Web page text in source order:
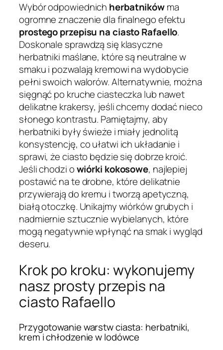
Wybór odpowiednich herbatnikówma
ogromne znaczenie dla finalnego efektu
prostego przepisu na ciasto Rafaello.
Doskonale sprawdzą się klasyczne
herbatniki maślane, które są neutralne w
smaku i pozwalają kremowi na wydobycie
pełni swoich walorów. Alternatywnie, można
sięgnąć po kruche ciasteczka lub nawet
delikatne krakersy, jeśli chcemy dodać nieco
słonego kontrastu. Pamiętajmy, aby
herbatniki były świeże i miały jednolitą
konsystencję, co ułatwi ich układanie i
sprawi, że ciasto będzie się dobrze kroić.
Jeśli chodzi owiórki kokosowe, najlepiej
postawić na te drobne, które delikatnie
przywierają do kremu i tworzą apetyczną,
białą otoczkę. Unikajmy wiórków grubych i
nadmiernie sztucznie wybielanych, które
mogą negatywnie wpłynąć na smak i wygląd
deseru.
Krok po kroku: wykonujemy
nasz prosty przepis na
ciasto Rafaello
Przygotowanie warstw ciasta: herbatniki,
krem i chłodzenie w lodówce